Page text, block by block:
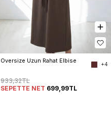
Oversize Uzun Rahat Elbise
+4
933,32TL
SEPETTE NET 699,99TL